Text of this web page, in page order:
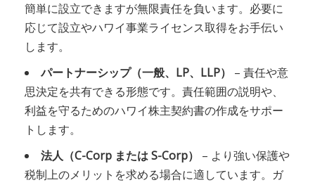
簡単に設立できますが無限責任を負います。必要に
応じて設立やハワイ事業ライセンス取得をお手伝い
します。
パートナーシップ（一般、LP、LLP）
– 責任や意
思決定を共有できる形態です。責任範囲の説明や、
利益を守るためのハワイ株主契約書の作成をサポー
トします。
法人（C-Corp または S-Corp）
– より強い保護や
税制上のメリットを求める場合に適しています。ガ